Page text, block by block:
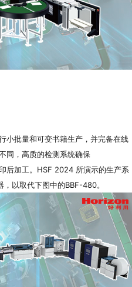
小批量和可变书籍生产，并完备在线
同，高质的检测系统确保
后加工。HSF 2024 所演示的生产系
以取代下图中的BBF-480。